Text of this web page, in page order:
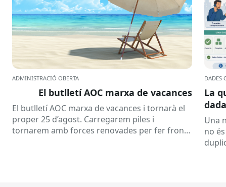
ADMINISTRACIÓ OBERTA
El butlletí AOC marxa de vacances
El butlletí AOC marxa de vacances i tornarà el
proper 25 d’agost. Carregarem piles i
tornarem amb forces renovades per fer front
DADES
La
Una
no